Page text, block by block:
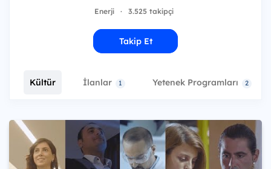
Enerji · 3.525 takipçi
Takip Et
Kültür İlanlar 1 Yetenek Programları 2